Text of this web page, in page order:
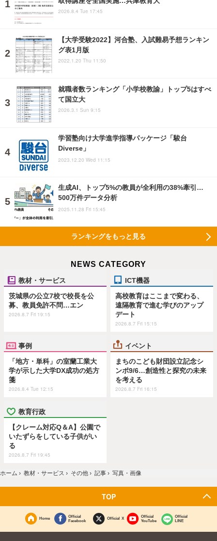
2026.8.4 Tue 17:45
【大学受験2022】河合塾、入試難易予想ランキン
グ表1月版
2022.1.20 Thu 11:50
就職者数ランキング「小学校教諭」トップ5はすべ
て国立大
2026.3.1 Sun 9:15
学習塾向け大学進学指導パッケージ「駿台
Diverse」
2023.12.20 Wed 11:15
生成AI、トップ5%の教員が全利用の38%牽引…
500万件データ分析
2025.11.28 Fri 15:45
ランキングをもっと見る
NEWS CATEGORY
教材・サービス
茨城県の公立7校で校長を公
募、教員免許不問…エン
2026.8.7 Fri 19:15
ICT機器
高校教育はここまで変わる、
遠隔教育で進む学びのアップ
デート
2026.8.7 Fri 15:15
事例
「地方・単科」の室蘭工業大
学が示した大学DX成功の処方
箋
2026.8.4 Tue 12:15
イベント
まちのこども財団設立記念シ
ンポ9/6…創造性と探究の未来
を考える
2026.8.7 Fri 16:15
教育行政
【クレーム対応Q＆A】公園で
いたずらをしている子供がい
る
2026.8.7 Fri 19:45
ホーム › 教材・サービス › その他 › 記事 › 写真・画像
TOP
Home
Official
Facebook
Official X
Official
YouTube
Official
LINE